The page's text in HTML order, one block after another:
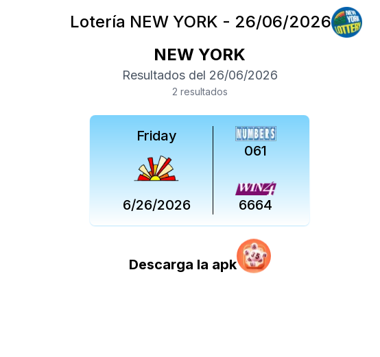
Lotería NEW YORK - 26/06/2026
NEW YORK
Resultados del 26/06/2026
2 resultados
Friday
6/26/2026
061
6664
Descarga la apk